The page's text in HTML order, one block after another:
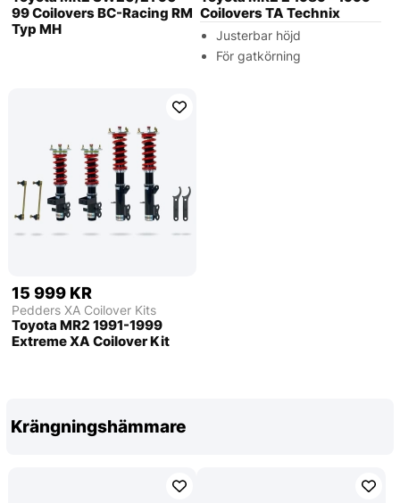
99 Coilovers BC-Racing RM
Typ MH
Coilovers TA Technix
Justerbar höjd
För gatkörning
15 999 KR
Pedders XA Coilover Kits
Toyota MR2 1991-1999
Extreme XA Coilover Kit
Krängningshämmare